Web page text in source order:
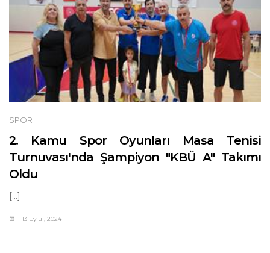
Tenisi
A" Takımı
KBÜ'de Karabük
Sporcularının